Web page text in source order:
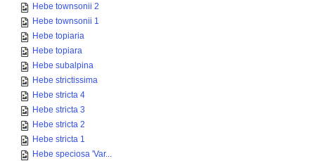
Hebe townsonii 2
Hebe townsonii 1
Hebe topiaria
Hebe topiara
Hebe subalpina
Hebe strictissima
Hebe stricta 4
Hebe stricta 3
Hebe stricta 2
Hebe stricta 1
Hebe speciosa 'Var...